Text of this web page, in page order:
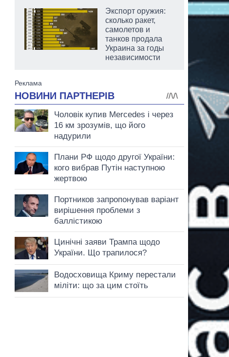
Экспорт оружия:
сколько ракет,
самолетов и
танков продала
Украина за годы
независимости